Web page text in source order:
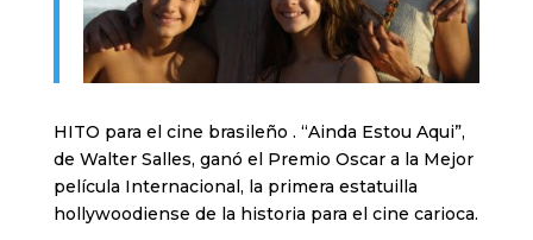
HITO para el cine brasileño . “Ainda Estou Aqui”,
de Walter Salles, ganó el Premio Oscar a la Mejor
película Internacional, la primera estatuilla
hollywoodiense de la historia para el cine carioca.